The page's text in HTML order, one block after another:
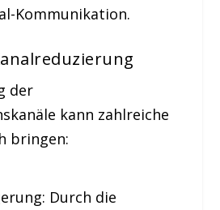
Kommunikation.
der
kann zahlreiche
bringen:
Durch die